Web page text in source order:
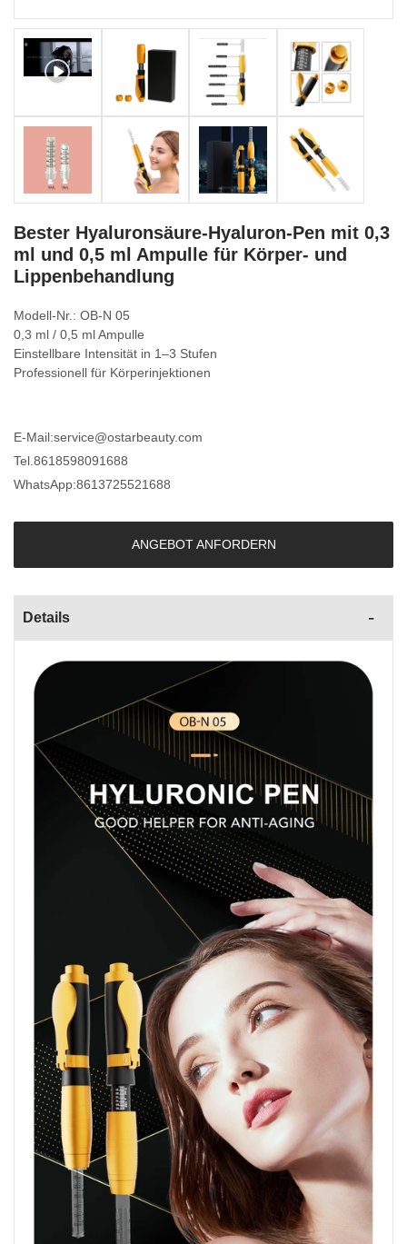
Bester Hyaluronsäure-Hyaluron-Pen mit 0,3
ml und 0,5 ml Ampulle für Körper- und
Lippenbehandlung
Modell-Nr.: OB-N 05
0,3 ml / 0,5 ml Ampulle
Einstellbare Intensität in 1–3 Stufen
Professionell für Körperinjektionen
E-Mail:service@ostarbeauty.com
Tel. 8618598091688
WhatsApp:8613725521688
ANGEBOT ANFORDERN
Details